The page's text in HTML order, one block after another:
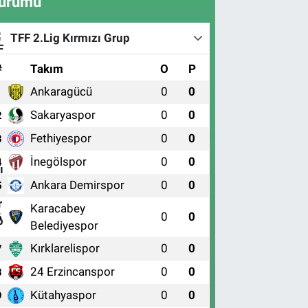
TFF 2.Lig Kırmızı Grup
Takım O P
Ankaragücü 0 0
Sakaryaspor 0 0
Fethiyespor 0 0
İnegölspor 0 0
Ankara Demirspor 0 0
Karacabey
Belediyespor
0 0
Kırklarelispor 0 0
24 Erzincanspor 0 0
Kütahyaspor 0 0